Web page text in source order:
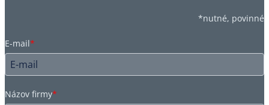
*nutné, povinné
E-mail*
Názov firmy*